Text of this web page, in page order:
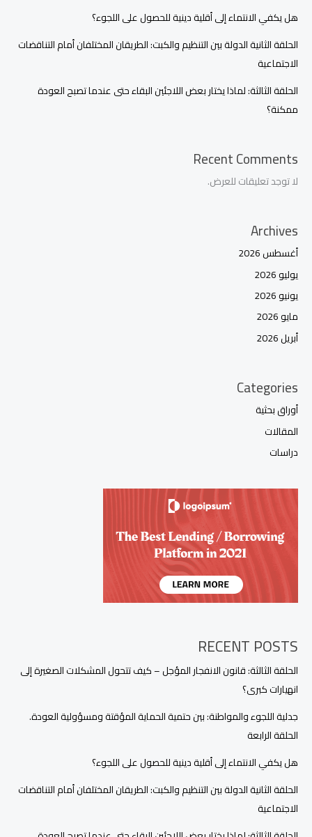
هل يكفي الانتماء إلى أقلية دينية للحصول على اللجوء؟
الحلقة الثانية الدولة بين التنظيم والكبت: الطريقان المختلفان أمام التناقضات
الاجتماعية
الحلقة الثالثة: لماذا يختار بعض اللاجئين البقاء حتى عندما تصبح العودة
ممكنة؟
Recent Comments
لا توجد تعليقات للعرض.
Archives
أغسطس 2026
يوليو 2026
يونيو 2026
مايو 2026
أبريل 2026
Categories
أوراق بحثية
المقالات
دراسات
RECENT POSTS
الحلقة الثالثة: قانون الانفجار المؤجل – كيف تتحول المشكلات الصغيرة إلى
انهيارات كبرى؟
جدلية اللجوء والمواطنة: بين حتمية الحماية المؤقتة ومسؤولية العودة.
الحلقة الرابعة
هل يكفي الانتماء إلى أقلية دينية للحصول على اللجوء؟
الحلقة الثانية الدولة بين التنظيم والكبت: الطريقان المختلفان أمام التناقضات
الاجتماعية